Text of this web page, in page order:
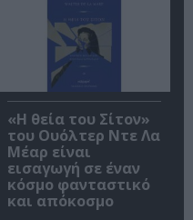
«Η θεία του Σίτον»
του Ουόλτερ Ντε Λα
Μέαρ είναι
εισαγωγή σε έναν
κόσμο φανταστικό
και απόκοσμο